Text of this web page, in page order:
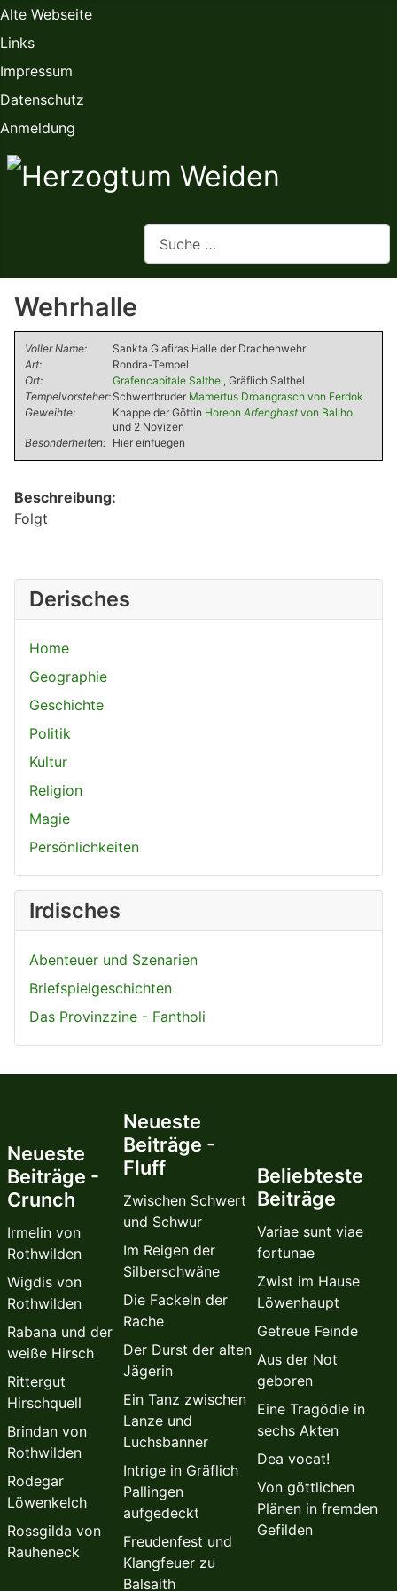
Alte Webseite
Links
Impressum
Datenschutz
Anmeldung
Derisches
Home
Geographie
Geschichte
Politik
Kultur
Religion
Magie
Persönlichkeiten
Irdisches
Abenteuer und Szenarien
Briefspielgeschichten
Das Provinzzine - Fantholi
Wehrhalle
Voller Name:
Sankta Glafiras Halle der Drachenwehr
Art:
Rondra-Tempel
Ort:
Grafencapitale Salthel, Gräflich Salthel
Tempelvorsteher: Schwertbruder Mamertus Droangrasch von Ferdok
Geweihte:
Knappe der Göttin Horeon Arfenghastvon Baliho
und 2 Novizen
Besonderheiten: Hier einfuegen
Beschreibung:
Folgt
Neueste
Beiträge -
Crunch
Irmelin von
Rothwilden
Wigdis von
Rothwilden
Rabana und der
weiße Hirsch
Rittergut
Hirschquell
Brindan von
Rothwilden
Rodegar
Löwenkelch
Rossgilda von
Rauheneck
Neueste
Beiträge -
Fluff
Zwischen Schwert
und Schwur
Im Reigen der
Silberschwäne
Die Fackeln der
Rache
Der Durst der alten
Jägerin
Ein Tanz zwischen
Lanze und
Luchsbanner
Intrige in Gräflich
Pallingen
aufgedeckt
Freudenfest und
Klangfeuer zu
Balsaith
Beliebteste
Beiträge
Variae sunt viae
fortunae
Zwist im Hause
Löwenhaupt
Getreue Feinde
Aus der Not
geboren
Eine Tragödie in
sechs Akten
Dea vocat!
Von göttlichen
Plänen in fremden
Gefilden